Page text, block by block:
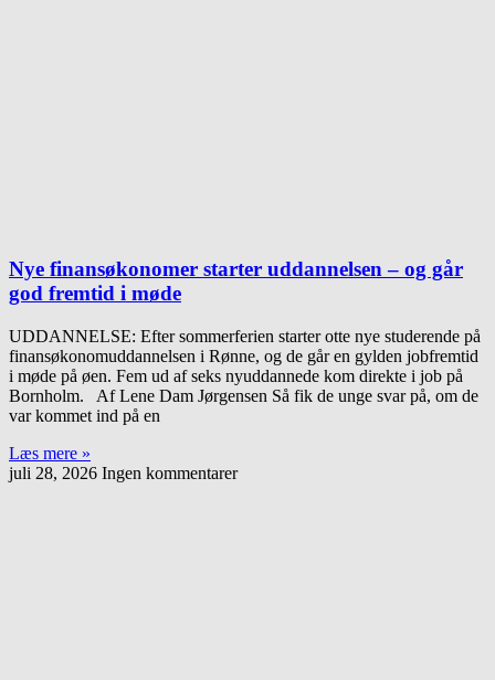
Nye finansøkonomer starter uddannelsen – og går
god fremtid i møde
UDDANNELSE: Efter sommerferien starter otte nye studerende på
finansøkonomuddannelsen i Rønne, og de går en gylden jobfremtid
i møde på øen. Fem ud af seks nyuddannede kom direkte i job på
Bornholm. Af Lene Dam Jørgensen Så fik de unge svar på, om de
var kommet ind på en
Læs mere »
juli 28, 2026 Ingen kommentarer